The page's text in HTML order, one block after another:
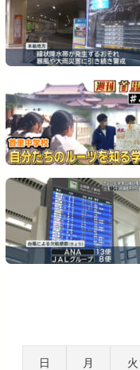
日 月 火